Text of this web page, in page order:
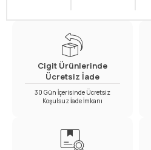
Cigit Ürünlerinde
Ücretsiz İade
30 Gün İçerisinde Ücretsiz
Koşulsuz İade İmkanı